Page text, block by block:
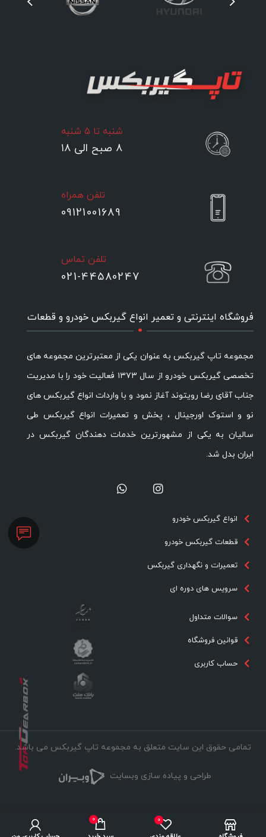
شنبه تا ۵ شنبه
۸ صبح الی ۱۸
تلفن همراه
09121001689
تلفن تماس
021-44580247
فروشگاه اینترنتی و تعمیر انواع گیربکس خودرو و قطعات
.
مجموعه تاپ گیربکس به عنوان یکی از معتبرترین مجموعه های
تخصصی گیربکس خودرو از سال ۱۳۷۳ فعالیت خود را با مدیریت
جناب آقای رضا رویتوند آغاز نمود و با واردات انواع گیربکس های
نو و استوک اورجینال ، پخش و تعمیرات انواع گیربکس طی
سالیان به یکی از مشهورترین خدمات دهندگان گیربکس در
ایران بدل شد.
انواع گیربکس خودرو
قطعات گیربکس خودرو
تعمیرات و نگهداری گیربکس
سرویس های دوره ای
سوالات متداول
قوانین فروشگاه
حساب کاربری
تمامی حقوق این سایت متعلق به مجموعه تاپ گیربکس می باشد.
طراحی و پیاده سازی وبسایت
0
0